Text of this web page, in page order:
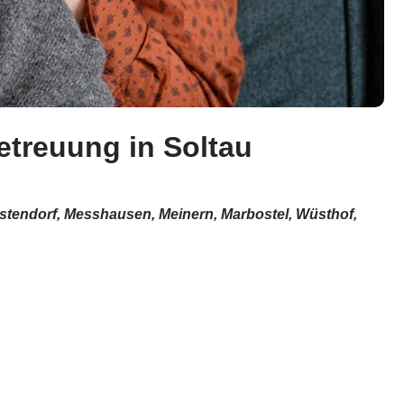
in Soltau
Messhausen, Meinern, Marbostel, Wüsthof,